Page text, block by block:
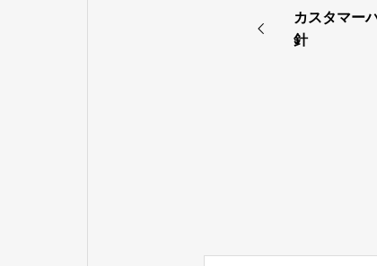
カスタマー
針